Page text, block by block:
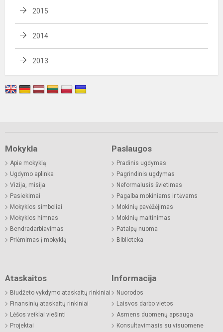
2015
2014
2013
Mokykla
Apie mokyklą
Ugdymo aplinka
Vizija, misija
Pasiekimai
Mokyklos simboliai
Mokyklos himnas
Bendradarbiavimas
Priėmimas į mokyklą
Paslaugos
Pradinis ugdymas
Pagrindinis ugdymas
Neformalusis švietimas
Pagalba mokiniams ir tėvams
Mokinių pavėžėjimas
Mokinių maitinimas
Patalpų nuoma
Biblioteka
Ataskaitos
Biudžeto vykdymo ataskaitų rinkiniai
Finansinių ataskaitų rinkiniai
Lėšos veiklai viešinti
Projektai
Informacija
Nuorodos
Laisvos darbo vietos
Asmens duomenų apsauga
Konsultavimasis su visuomene